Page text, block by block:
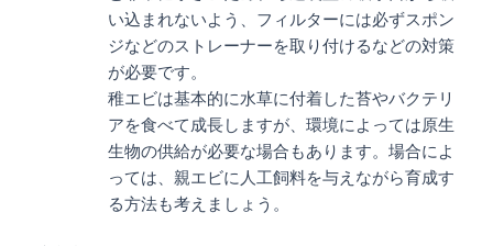
い込まれないよう、フィルターには必ずスポン
ジなどのストレーナーを取り付けるなどの対策
が必要です。
稚エビは基本的に水草に付着した苔やバクテリ
アを食べて成長しますが、環境によっては原生
生物の供給が必要な場合もあります。場合によ
っては、親エビに人工飼料を与えながら育成す
る方法も考えましょう。